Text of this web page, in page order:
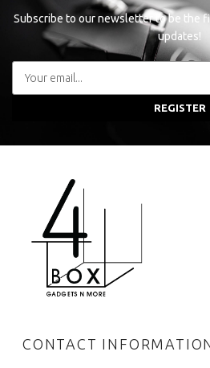
Subscribe to our newsletter to be the
updates!
REGISTER
CONTACT